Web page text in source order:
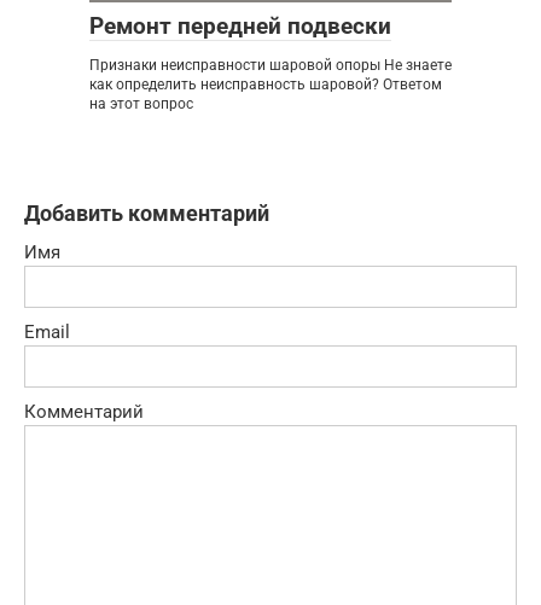
Ремонт передней подвески
Признаки неисправности шаровой опоры Не знаете
как определить неисправность шаровой? Ответом
на этот вопрос
Добавить комментарий
Имя
Email
Комментарий